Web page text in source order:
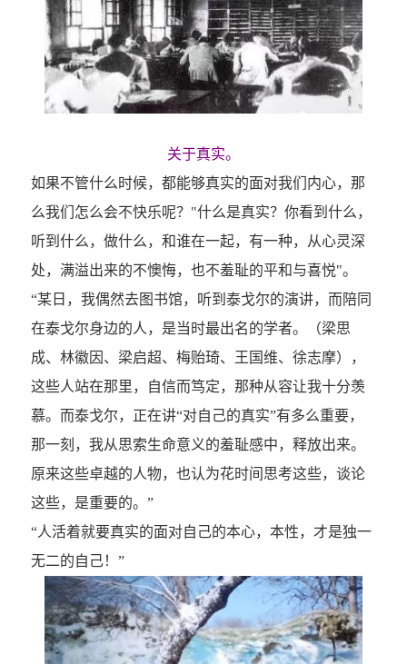
关于真实。
如果不管什么时候，都能够真实的面对我们内心，那
么我们怎么会不快乐呢？"什么是真实？你看到什么，
听到什么，做什么，和谁在一起，有一种，从心灵深
处，满溢出来的不懊悔，也不羞耻的平和与喜悦"。
“某日，我偶然去图书馆，听到泰戈尔的演讲，而陪同
在泰戈尔身边的人，是当时最出名的学者。（梁思
成、林徽因、梁启超、梅贻琦、王国维、徐志摩），
这些人站在那里，自信而笃定，那种从容让我十分羡
慕。而泰戈尔，正在讲“对自己的真实”有多么重要，
那一刻，我从思索生命意义的羞耻感中，释放出来。
原来这些卓越的人物，也认为花时间思考这些，谈论
这些，是重要的。”
“人活着就要真实的面对自己的本心，本性，才是独一
无二的自己！”